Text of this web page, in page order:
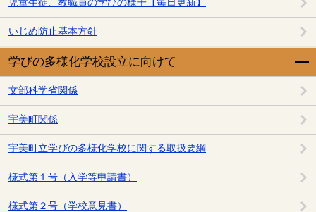
児童生徒、教職員の学びの様子【毎日更新】
いじめ防止基本方針
学びの多様化学校設立に向けて
文部科学省関係
宇美町関係
宇美町立学びの多様化学校に関する取扱要綱
様式第１号（入学等申請書）
様式第２号（学校意見書）